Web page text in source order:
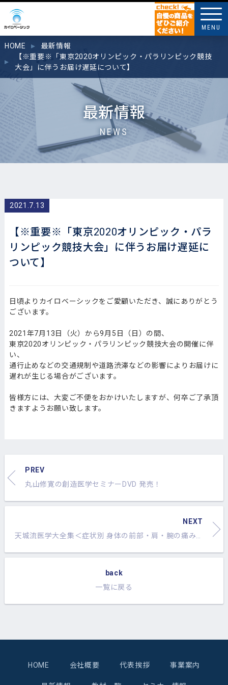
MENU
HOME
最新情報
【※重要※「東京2020オリンピック・パラリンピック競技
大会」に伴うお届け遅延について】
最新情報
NEWS
2021.7.13
【※重要※「東京2020オリンピック・パラ
リンピック競技大会」に伴うお届け遅延に
ついて】
日頃よりカイロベーシックをご愛顧いただき、誠にありがとう
ございます。
2021年7月13日（火）から9月5日（日）の間、
東京2020オリンピック・パラリンピック競技大会の開催に伴
い、
通行止めなどの交通規制や道路渋滞などの影響によりお届けに
遅れが生じる場合がございます。
皆様方には、大変ご不便をおかけいたしますが、何卒ご了承頂
きますようお願い致します。
PREV
丸山修寛の創造医学セミナーDVD 発売！
NEXT
back
一覧に戻る
HOME 会社概要 代表挨拶 事業案内